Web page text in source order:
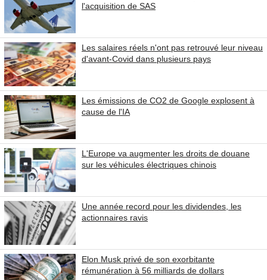
l'acquisition de SAS
Les salaires réels n'ont pas retrouvé leur niveau
d'avant-Covid dans plusieurs pays
Les émissions de CO2 de Google explosent à
cause de l'IA
L'Europe va augmenter les droits de douane
sur les véhicules électriques chinois
Une année record pour les dividendes, les
actionnaires ravis
Elon Musk privé de son exorbitante
rémunération à 56 milliards de dollars